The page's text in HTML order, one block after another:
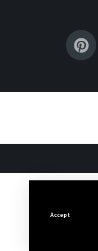
Accept